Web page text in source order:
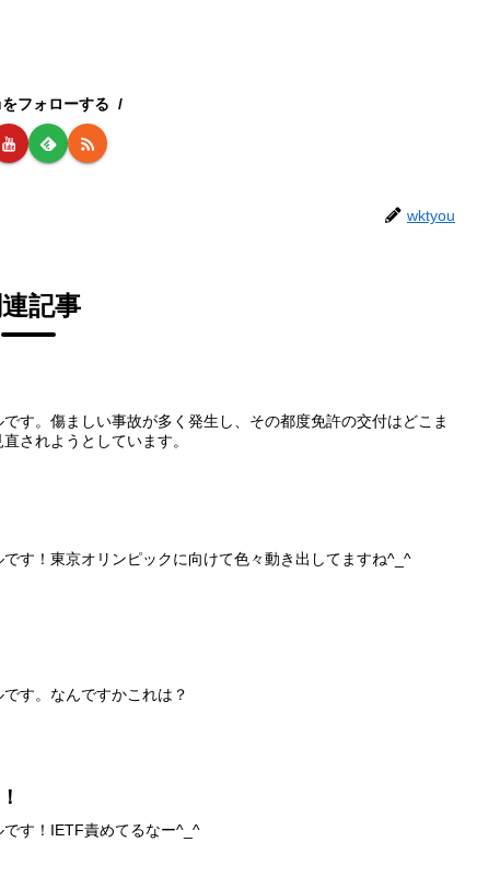
フォローする
wktyou
記事
す。傷ましい事故が多く発生し、その都度免許の交付はどこま
されようとしています。
す！東京オリンピックに向けて色々動き出してますね^_^
す。なんですかこれは？
す！IETF責めてるなー^_^